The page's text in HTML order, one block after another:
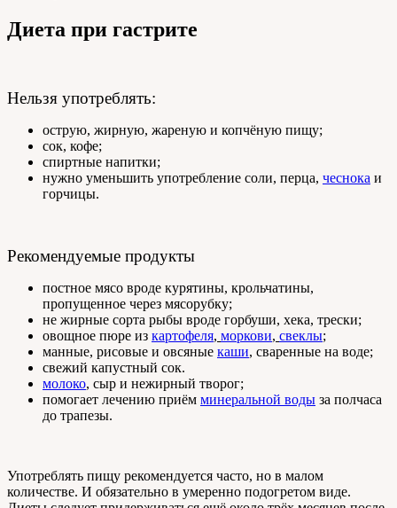
Диета при гастрите
Нельзя употреблять:
острую, жирную, жареную и копчёную пищу;
сок, кофе;
спиртные напитки;
нужно уменьшить употребление соли, перца, чеснока и
горчицы.
Рекомендуемые продукты
постное мясо вроде курятины, крольчатины,
пропущенное через мясорубку;
не жирные сорта рыбы вроде горбуши, хека, трески;
овощное пюре из картофеля, моркови, свеклы;
манные, рисовые и овсяные каши, сваренные на воде;
свежий капустный сок.
молоко, сыр и нежирный творог;
помогает лечению приём минеральной воды за полчаса
до трапезы.
Употреблять пищу рекомендуется часто, но в малом
количестве. И обязательно в умеренно подогретом виде.